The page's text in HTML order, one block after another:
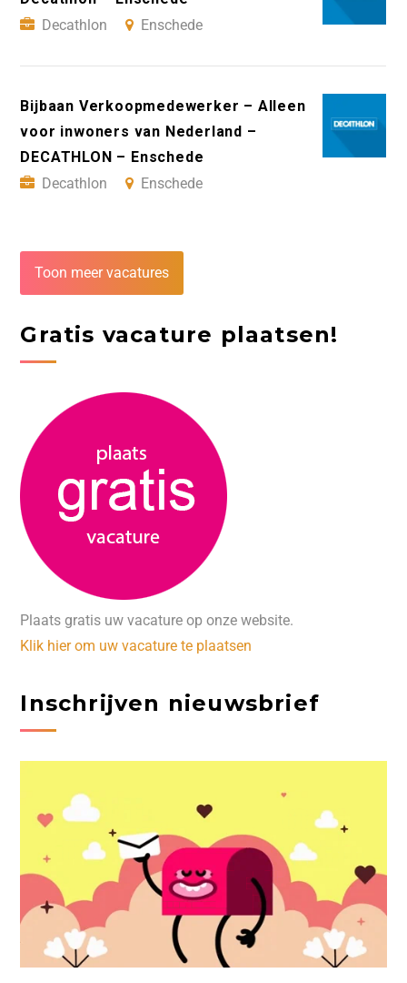
Decathlon
Enschede
Bijbaan Verkoopmedewerker – Alleen
voor inwoners van Nederland –
DECATHLON – Enschede
Decathlon
Enschede
Toon meer vacatures
Gratis vacature plaatsen!
Plaats gratis uw vacature op onze website.
Klik hier om uw vacature te plaatsen
Inschrijven nieuwsbrief